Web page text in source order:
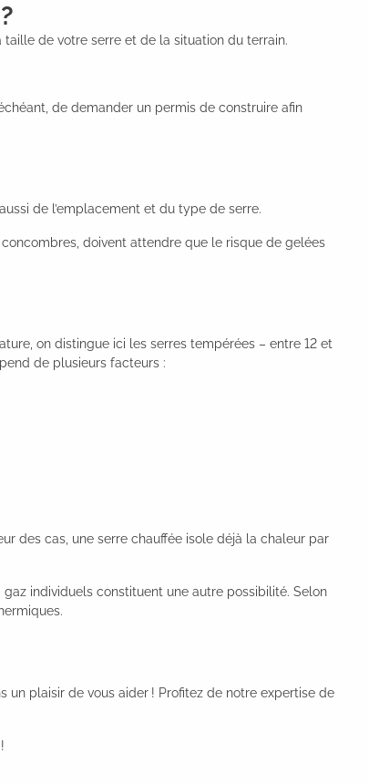
taille de votre serre et de la situation du terrain.
de demander un permis de construire afin
de l’emplacement et du type de serre.
doivent attendre que le risque de gelées
on distingue ici les serres tempérées – entre 12 et
de plusieurs facteurs :
des cas, une serre chauffée isole déjà la chaleur par
individuels constituent une autre possibilité. Selon
un plaisir de vous aider ! Profitez de notre expertise de